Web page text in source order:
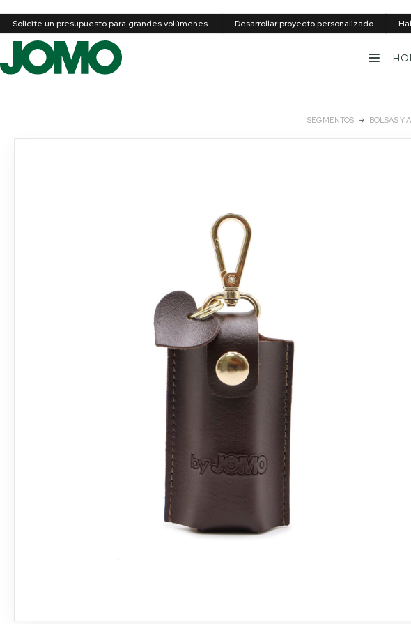
Solicite un presupuesto para grandes volúmenes. Desarrollar proyecto personalizado
MENÚ
SEGMENTOS BOLSAS Y